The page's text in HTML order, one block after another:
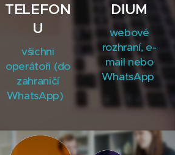
TELEFON
U
všichni
operátoři (do
zahraničí
WhatsApp)
DIUM
webové
rozhraní, e-
mail nebo
WhatsApp